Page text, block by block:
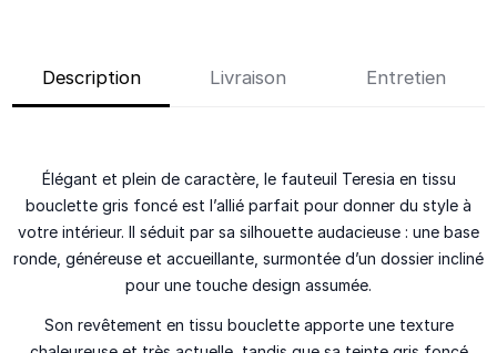
Description Livraison Entretien
Élégant et plein de caractère, le fauteuil Teresia en tissu
bouclette gris foncé est l’allié parfait pour donner du style à
votre intérieur. Il séduit par sa silhouette audacieuse : une base
ronde, généreuse et accueillante, surmontée d’un dossier incliné
pour une touche design assumée.
Son revêtement en tissu bouclette apporte une texture